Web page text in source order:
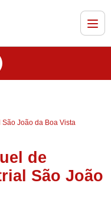
João da Boa Vista
de
São João